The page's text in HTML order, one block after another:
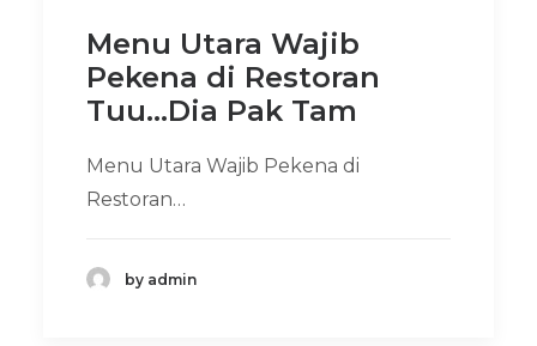
Menu Utara Wajib
Pekena di Restoran
Tuu...Dia Pak Tam
Menu Utara Wajib Pekena di
Restoran…
by admin